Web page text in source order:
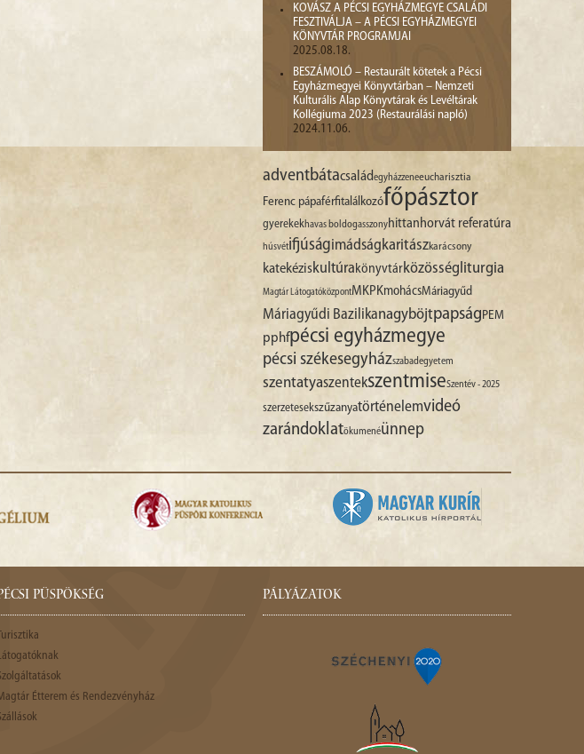
KOVÁSZ A PÉCSI EGYHÁZMEGYE CSALÁDI
FESZTIVÁLJA – A PÉCSI EGYHÁZMEGYEI
KÖNYVTÁR PROGRAMJAI
2025.08.18.
BESZÁMOLÓ – Restaurált kötetek a Pécsi
Egyházmegyei Könyvtárban – Nemzeti
Kulturális Alap Könyvtárak és Levéltárak
Kollégiuma 2023 (Restaurálási napló)
2024.11.06.
adventbátacsaládegyházzeneeucharisztia
Ferenc pápaférfitalálkozófőpásztor
gyerekekhavas boldogasszonyhittanhorvát referatúra
húsvétifjúságimádságkaritászkarácsony
katekéziskultúra könyvtárközösségliturgia
Magtár LátogatóközpontMKPKmohácsMáriagyűd
Máriagyűdi Bazilikanagyböjtpapság PEM
pphfpécsi egyházmegye
pécsi székesegyházszabadegyetem
szentatyaszentekszentmiseSzentév - 2025
szerzetesekszűzanyatörténelemvideó
zarándoklatökumenéünnep
PÜSPÖKSÉG
Étterem és Rendezvényház
PÁLYÁZATOK